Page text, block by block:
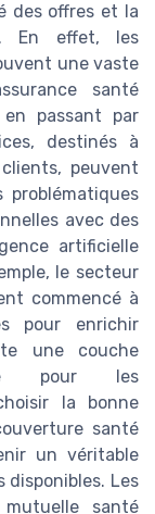
des offres et la
En effet, les
une vaste
santé
en passant par
destinés à
peuvent
avec des
artificielle
le secteur
commencé à
pour enrichir
une couche
pour les
la bonne
santé
un véritable
Les
santé